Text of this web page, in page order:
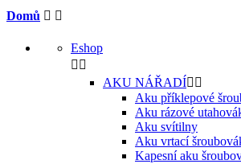
Domů  
Eshop
 
AKU NÁŘADÍ 
Aku příklepové
Aku rázové
Aku svítilny
Aku vrtací
Kapesní aku